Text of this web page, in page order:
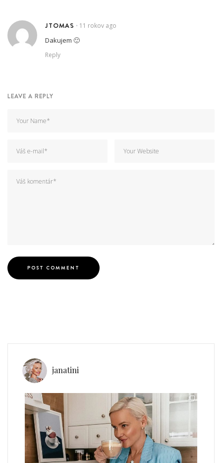
JTOMAS • 11 rokov ago
Dakujem 🙂
Reply
LEAVE A REPLY
janatini